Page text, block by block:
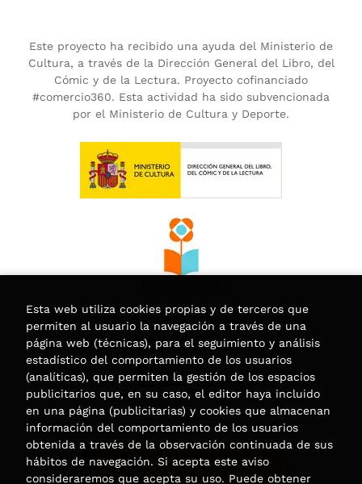
Este proyecto ha recibido una ayuda del Ministerio de
Cultura, a través de la Dirección General del Libro, del
Cómic y de la Lectura. Proyecto cofinanciado
#comercio360. Esta actividad ha sido subvencionada
por el Ministerio de Cultura y Deporte.
Esta web utiliza cookies propias y de terceros que
permiten al usuario la navegación a través de una
página web (técnicas), para el seguimiento y análisis
estadístico del comportamiento de los usuarios
(analíticas), que permiten la gestión de los espacios
publicitarios que, en su caso, el editor haya incluido
en una página (publicitarias) y cookies que almacenan
información del comportamiento de los usuarios
obtenida a través de la observación continuada de sus
hábitos de navegación. Si acepta este aviso
consideraremos que acepta su uso. Puede obtener